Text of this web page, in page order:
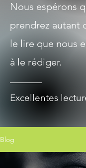
Nous espérons
prendrez autant
le lire que nous
à le rédiger.
Excellentes
Blog